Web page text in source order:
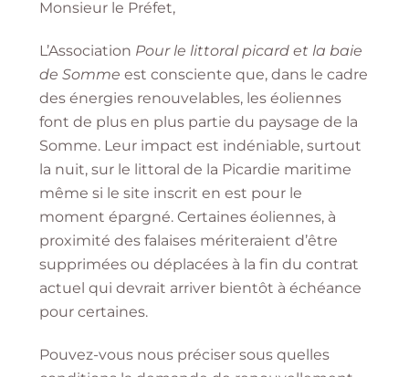
Monsieur le Préfet,
L’Association Pour le littoral picard et la baie
de Somme est consciente que, dans le cadre
des énergies renouvelables, les éoliennes
font de plus en plus partie du paysage de la
Somme. Leur impact est indéniable, surtout
la nuit, sur le littoral de la Picardie maritime
même si le site inscrit en est pour le
moment épargné. Certaines éoliennes, à
proximité des falaises mériteraient d’être
supprimées ou déplacées à la fin du contrat
actuel qui devrait arriver bientôt à échéance
pour certaines.
Pouvez-vous nous préciser sous quelles